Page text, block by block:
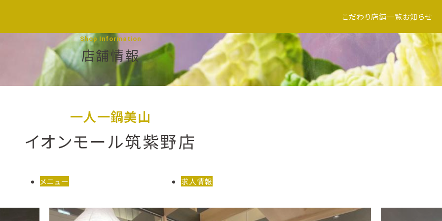
こだわり店舗一覧お知らせ
Shop Information
店舗情報
一人一鍋美山
イオンモール筑紫野店
メニュー 求人情報